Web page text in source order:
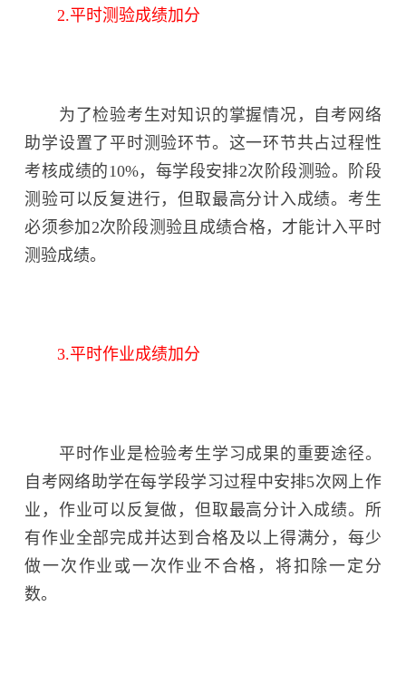
2.平时测验成绩加分
为了检验考生对知识的掌握情况，自考网络
助学设置了平时测验环节。这一环节共占过程性
考核成绩的10%，每学段安排2次阶段测验。阶段
测验可以反复进行，但取最高分计入成绩。考生
必须参加2次阶段测验且成绩合格，才能计入平时
测验成绩。
3.平时作业成绩加分
平时作业是检验考生学习成果的重要途径。
自考网络助学在每学段学习过程中安排5次网上作
业，作业可以反复做，但取最高分计入成绩。所
有作业全部完成并达到合格及以上得满分，每少
做一次作业或一次作业不合格，将扣除一定分
数。